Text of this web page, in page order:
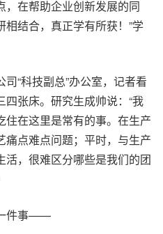
，在帮助企业创新发展的同
结合，真正学有所获！”学
“科技副总”办公室，记者看
张床。研究生成帅说：“我
在这里是常有的事。在生产
点难点问题；平时，与生产
，很难区分哪些是我们的团
件事——